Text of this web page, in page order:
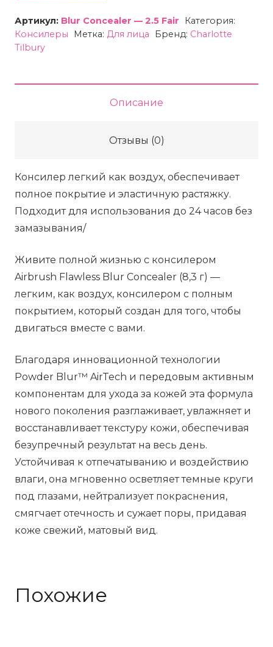
Консилер
стойкий
2.5
Fair,
8.3
г
Артикул: Blur Concealer — 2.5 Fair
Категория:
Консилеры
Метка: Для лица Бренд: Charlotte
Tilbury
Описание
Отзывы (0)
Консилер легкий как воздух, обеспечивает
полное покрытие и эластичную растяжку.
Подходит для использования до 24 часов без
замазывания/
Живите полной жизнью с консилером
Airbrush Flawless Blur Concealer (8,3 г) —
легким, как воздух, консилером с полным
покрытием, который создан для того, чтобы
двигаться вместе с вами.
Благодаря инновационной технологии
Powder Blur™ AirTech и передовым активным
компонентам для ухода за кожей эта формула
нового поколения разглаживает, увлажняет и
восстанавливает текстуру кожи, обеспечивая
безупречный результат на весь день.
Устойчивая к отпечатыванию и воздействию
влаги, она мгновенно осветляет темные круги
под глазами, нейтрализует покраснения,
смягчает отечность и сужает поры, придавая
коже свежий, матовый вид.
Похожие